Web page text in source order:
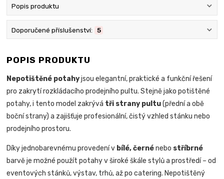
Popis produktu
Doporučené příslušenství: 5
POPIS PRODUKTU
Nepotištěné potahyjsou elegantní, praktické a funkční řešení
pro zakrytí rozkládacího prodejního pultu. Stejně jako potištěné
potahy, i tento model zakrývá tři strany pultu(přední a obě
boční strany) a zajišťuje profesionální, čistý vzhled stánku nebo
prodejního prostoru.
Díky jednobarevnému provedení v bílé, černénebo stříbrné
barvě je možné použít potahy v široké škále stylů a prostředí – od
eventových stánků, výstav, trhů, až po catering. Nepotištěný